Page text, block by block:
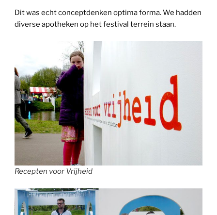
Dit was echt conceptdenken optima forma. We hadden
diverse apotheken op het festival terrein staan.
Recepten voor Vrijheid